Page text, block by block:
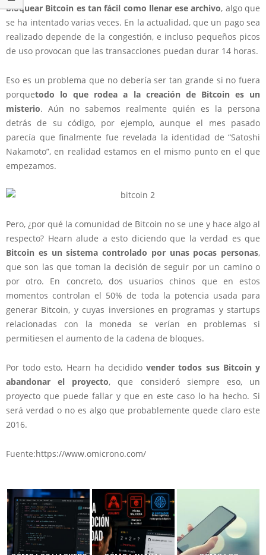
bloquear Bitcoin es tan fácil como llenar ese archivo, algo que
se ha intentado varias veces. En la actualidad, que un pago sea
realizado depende de la congestión, e incluso pequeños picos
de uso provocan que las transacciones puedan durar 14 horas.
Eso es un problema que no debería ser tan grande si no fuera
porquetodo lo que rodea a la creación de Bitcoin es un
misterio. Aún no sabemos realmente quién es la persona
detrás de su código, por ejemplo, aunque el mes pasado
parecía que finalmente fue revelada la identidad de “Satoshi
Nakamoto”, en realidad estamos en el mismo punto en el que
empezamos.
Pero, ¿por qué la comunidad de Bitcoin no se une y hace algo al
respecto? Hearn alude a esto diciendo que la verdad es que
Bitcoin es un sistema controlado por unas pocas personas,
que son las que toman la decisión de seguir por un camino o
por otro. En concreto, dos usuarios chinos que en estos
momentos controlan el 50% de toda la potencia usada para
generar Bitcoin, y cuyas inversiones en programas y startups
relacionadas con la moneda se verían en problemas si
permitiesen el aumento de la cadena de bloques.
Por todo esto, Hearn ha decidido vender todos sus Bitcoin y
abandonar el proyecto, que consideró siempre eso, un
proyecto que puede fallar y que en este caso lo ha hecho. Si
será verdad o no es algo que probablemente quede claro este
2016.
Fuente:https://www.omicrono.com/